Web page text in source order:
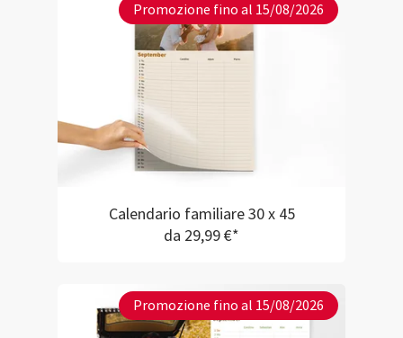
Promozione fino al 15/08/2026
Calendario familiare 30 x 45
da 29,99 €*
Promozione fino al 15/08/2026